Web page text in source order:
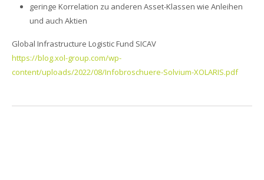
geringe Korrelation zu anderen Asset-Klassen wie Anleihen
und auch Aktien
Global Infrastructure Logistic Fund SICAV
https://blog.xol-group.com/wp-
content/uploads/2022/08/Infobroschuere-Solvium-XOLARIS.pdf